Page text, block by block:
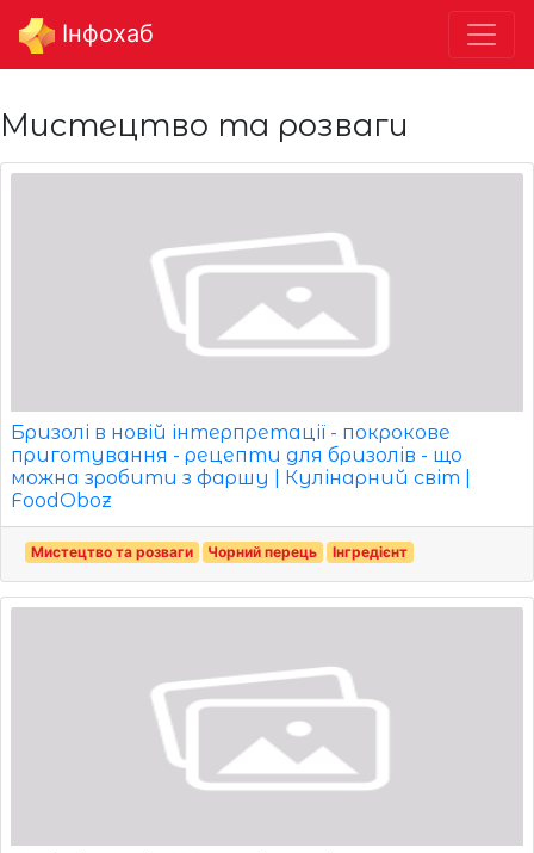
Інфохаб
Мистецтво та розваги
Бризолі в новій інтерпретації - покрокове
приготування - рецепти для бризолів - що
можна зробити з фаршу | Кулінарний світ |
FoodOboz
Мистецтво та розваги Чорний перець Інгредієнт